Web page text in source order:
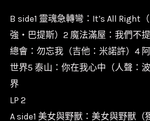
B side1 靈魂急轉彎：It’s All Right
強‧巴提斯）2 魔法滿屋：我們不
總會：勿忘我（吉他：米諾許）4
世界5 泰山：你在我心中（人聲：
界
LP 2
A side1 美女與野獸：美女與野獸（